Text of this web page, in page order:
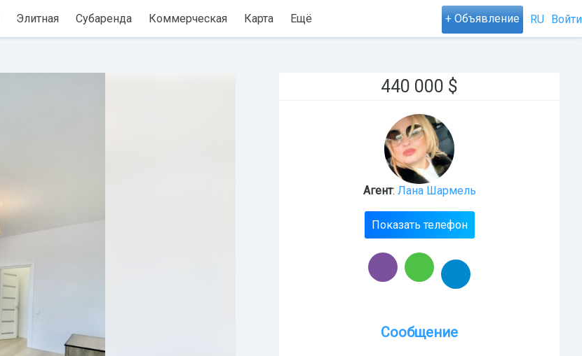
Элитная Субаренда Коммерческая Карта Ещё + Объявление RU Войти
440 000 $
Агент: Лана Шармель
Показать телефон
Сообщение